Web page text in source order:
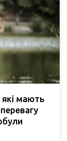
мають